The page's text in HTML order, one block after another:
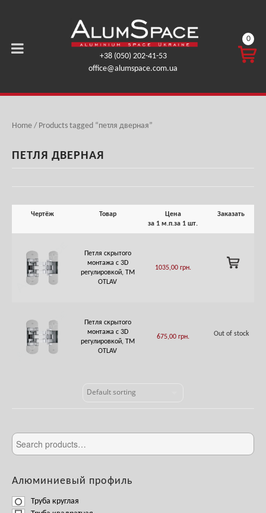
+38 (050) 202-41-53
office@alumspace.com.ua
КОРЗ
ГРН.
0
Home / Products tagged “петля дверная”
ПЕТЛЯ ДВЕРНАЯ
Чертёж Товар
Цена
за 1 м.п.за 1 шт.
Заказать
Петля скрытого
монтажа с 3D
регулировкой, ТМ
OTLAV
1035,00 грн.
ADD
TO
Петля скрытого
монтажа с 3D
регулировкой, ТМ
OTLAV
675,00 грн. Out of stock
Алюминиевый профиль
Труба круглая